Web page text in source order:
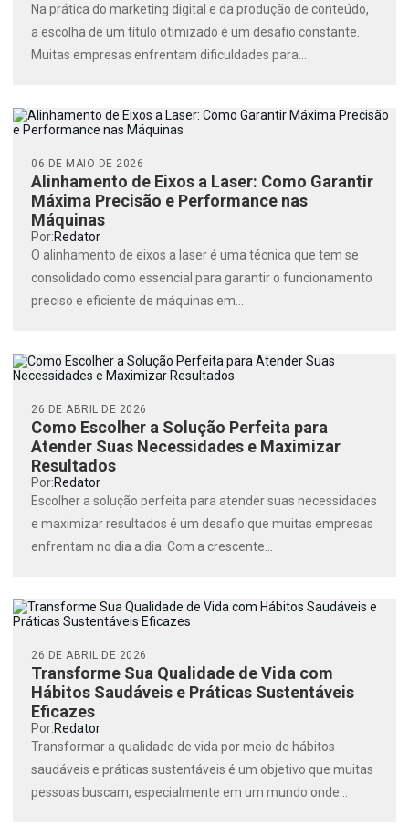
Na prática do marketing digital e da produção de conteúdo,
a escolha de um título otimizado é um desafio constante.
Muitas empresas enfrentam dificuldades para...
Alinhamento de Eixos a Laser: Como Garantir
Máxima Precisão e Performance nas
Máquinas
06 DE MAIO DE 2026
Por:Redator
O alinhamento de eixos a laser é uma técnica que tem se
consolidado como essencial para garantir o funcionamento
preciso e eficiente de máquinas em...
Como Escolher a Solução Perfeita para
Atender Suas Necessidades e Maximizar
Resultados
26 DE ABRIL DE 2026
Por:Redator
Escolher a solução perfeita para atender suas necessidades
e maximizar resultados é um desafio que muitas empresas
enfrentam no dia a dia. Com a crescente...
Transforme Sua Qualidade de Vida com
Hábitos Saudáveis e Práticas Sustentáveis
Eficazes
26 DE ABRIL DE 2026
Por:Redator
Transformar a qualidade de vida por meio de hábitos
saudáveis e práticas sustentáveis é um objetivo que muitas
pessoas buscam, especialmente em um mundo onde...